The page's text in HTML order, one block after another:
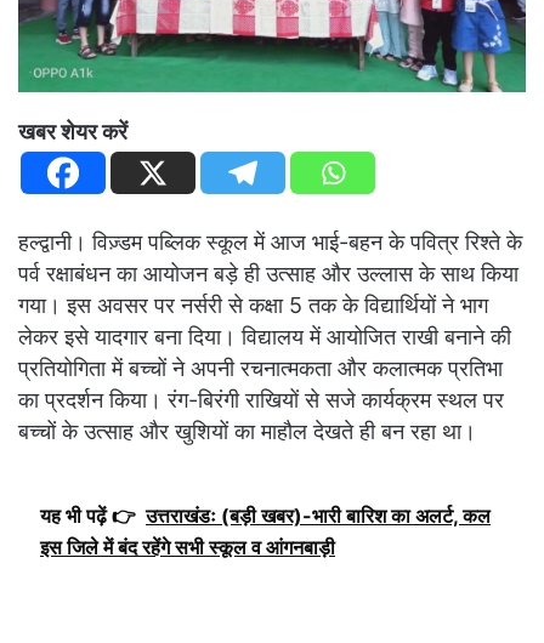
खबर शेयर करें
हल्द्वानी। विज़्डम पब्लिक स्कूल में आज भाई-बहन के पवित्र रिश्ते के
पर्व रक्षाबंधन का आयोजन बड़े ही उत्साह और उल्लास के साथ किया
गया। इस अवसर पर नर्सरी से कक्षा 5 तक के विद्यार्थियों ने भाग
लेकर इसे यादगार बना दिया। विद्यालय में आयोजित राखी बनाने की
प्रतियोगिता में बच्चों ने अपनी रचनात्मकता और कलात्मक प्रतिभा
का प्रदर्शन किया। रंग-बिरंगी राखियों से सजे कार्यक्रम स्थल पर
बच्चों के उत्साह और खुशियों का माहौल देखते ही बन रहा था।
यह भी पढ़ें 👉 उत्तराखंडः (बड़ी खबर)-भारी बारिश का अलर्ट, कल
इस जिले में बंद रहेंगे सभी स्कूल व आंगनबाड़ी